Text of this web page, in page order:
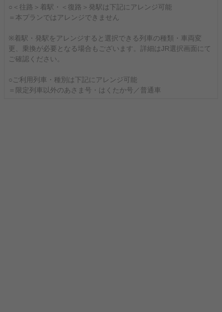
○＜往路＞着駅・＜復路＞発駅は下記にアレンジ可能
＝本プランではアレンジできません
※着駅・発駅をアレンジすると選択できる列車の種類・車両変
更、乗換が必要となる場合もございます。詳細はJR選択画面にて
ご確認ください。
○ご利用列車・種別は下記にアレンジ可能
＝限定列車以外のあさま号・はくたか号／普通車